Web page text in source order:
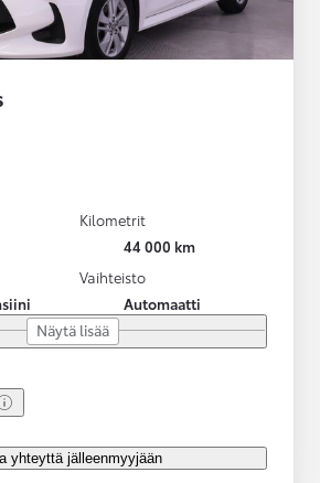
Kilometrit
44 000 km
Vaihteisto
Automaatti
Näytä lisää
yhteyttä jälleenmyyjään